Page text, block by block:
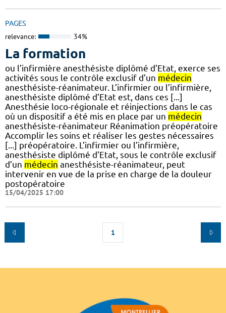
PAGES
relevance: 34%
La formation
ou l’infirmière anesthésiste diplômé d’Etat, exerce ses
activités sous le contrôle exclusif d’un médecin
anesthésiste-réanimateur. L’infirmier ou l’infirmière,
anesthésiste diplômé d’Etat est, dans ces [...]
Anesthésie loco-régionale et réinjections dans le cas
où un dispositif a été mis en place par un médecin
anesthésiste-réanimateur Réanimation préopératoire
Accomplir les soins et réaliser les gestes nécessaires
[...] préopératoire. L’infirmier ou l’infirmière,
anesthésiste diplômé d’Etat, sous le contrôle exclusif
d’un médecin anesthésiste-réanimateur, peut
intervenir en vue de la prise en charge de la douleur
postopératoire
15/04/2025 17:00
1